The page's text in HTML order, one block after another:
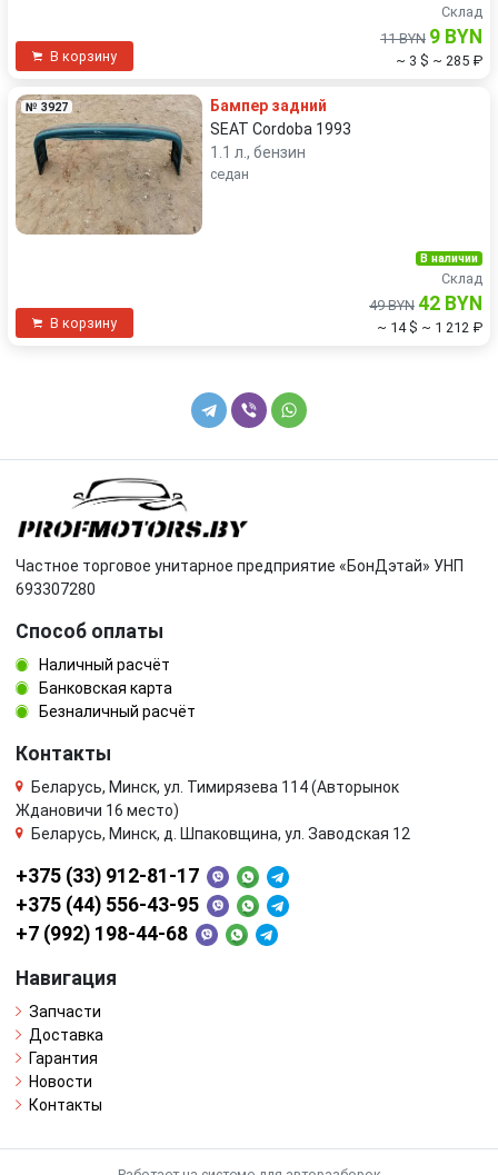
В корзину
Склад
11 BYN 9 BYN
~ 3 $ ~ 285 ₽
№ 3927
Бампер задний
SEAT Cordoba 1993
1.1 л., бензин
седан
В корзину
В наличии
Склад
49 BYN 42 BYN
~ 14 $ ~ 1 212 ₽
Частное торговое унитарное предприятие «БонДэтай» УНП
693307280
Способ оплаты
Наличный расчёт
Банковская карта
Безналичный расчёт
Контакты
Беларусь, Минск, ул. Тимирязева 114 (Авторынок
Ждановичи 16 место)
Беларусь, Минск, д. Шпаковщина, ул. Заводская 12
+375 (33) 912-81-17
+375 (44) 556-43-95
+7 (992) 198-44-68
Навигация
Запчасти
Доставка
Гарантия
Новости
Контакты